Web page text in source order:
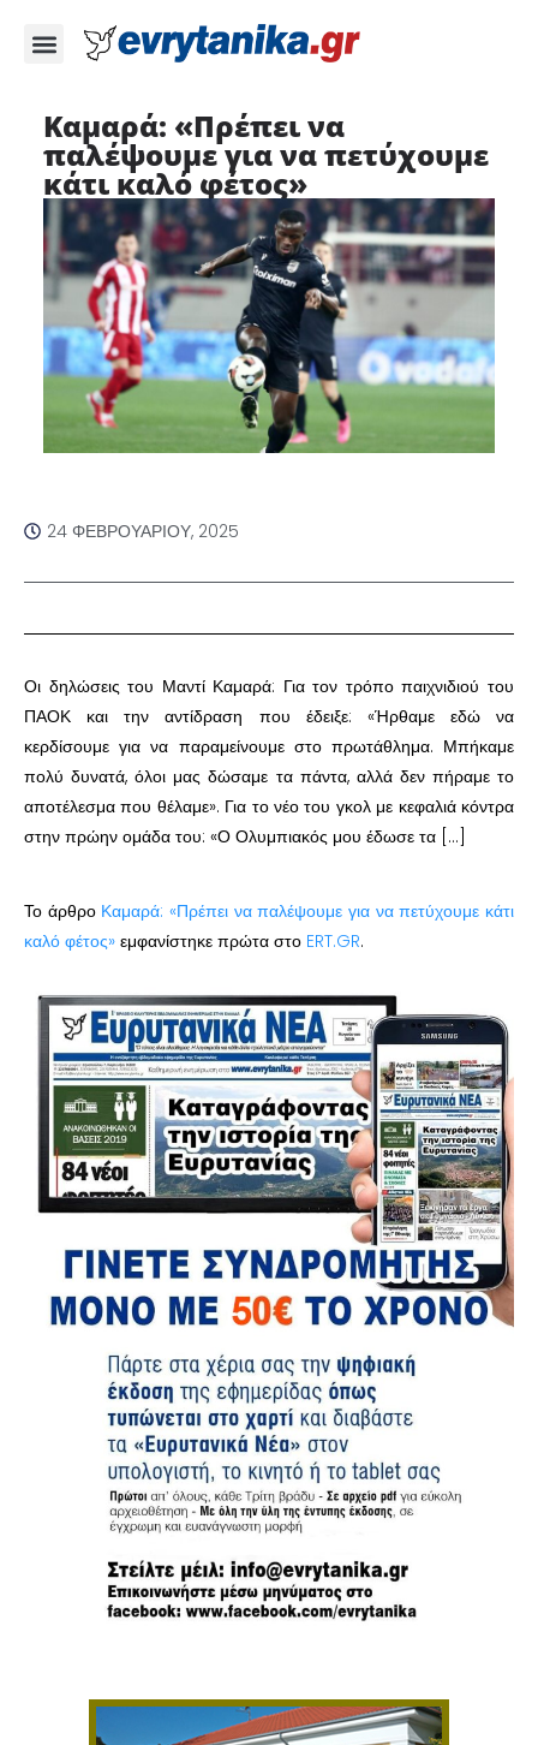
Καμαρά: «Πρέπει να
παλέψουμε για να πετύχουμε
κάτι καλό φέτος»
24 ΦΕΒΡΟΥΑΡΊΟΥ, 2025
Οι δηλώσεις του Μαντί Καμαρά: Για τον τρόπο παιχνιδιού του
ΠΑΟΚ και την αντίδραση που έδειξε: «Ήρθαμε εδώ να
κερδίσουμε για να παραμείνουμε στο πρωτάθλημα. Μπήκαμε
πολύ δυνατά, όλοι μας δώσαμε τα πάντα, αλλά δεν πήραμε το
αποτέλεσμα που θέλαμε». Για το νέο του γκολ με κεφαλιά κόντρα
στην πρώην ομάδα του: «Ο Ολυμπιακός μου έδωσε τα […]
Το άρθρο Καμαρά: «Πρέπει να παλέψουμε για να πετύχουμε κάτι
καλό φέτος» εμφανίστηκε πρώτα στο ERT.GR.